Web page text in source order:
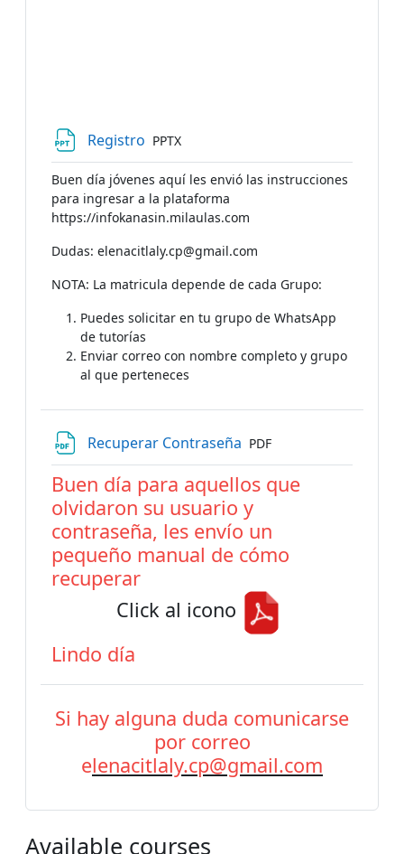
Registro File
PPTX
Buen día jóvenes aquí les envió las instrucciones
para ingresar a la plataforma
https://infokanasin.milaulas.com
Dudas: elenacitlaly.cp@gmail.com
NOTA: La matricula depende de cada Grupo:
Puedes solicitar en tu grupo de WhatsApp
de tutorías
Enviar correo con nombre completo y grupo
al que perteneces
Recuperar Contraseña File
PDF
Buen día para aquellos que
olvidaron su usuario y
contraseña, les envío un
pequeño manual de cómo
recuperar
Click al icono
Lindo día
Si hay alguna duda comunicarse
por correo
elenacitlaly.cp@gmail.com
Available courses